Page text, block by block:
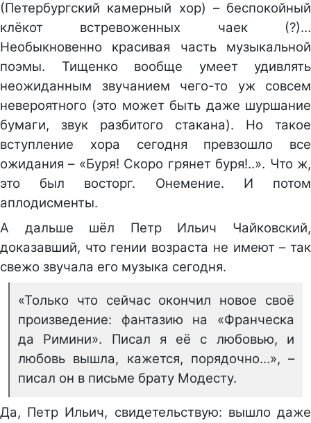
(Петербургский камерный хор) – беспокойный
клёкот встревоженных чаек (?)…
Необыкновенно красивая часть музыкальной
поэмы. Тищенко вообще умеет удивлять
неожиданным звучанием чего-то уж совсем
невероятного (это может быть даже шуршание
бумаги, звук разбитого стакана). Но такое
вступление хора сегодня превзошло все
ожидания – «Буря! Скоро грянет буря!..». Что ж,
это был восторг. Онемение. И потом
аплодисменты.
А дальше шёл Петр Ильич Чайковский,
доказавший, что гении возраста не имеют – так
свежо звучала его музыка сегодня.
«Только что сейчас окончил новое своё
произведение: фантазию на «Франческа
да Римини». Писал я её с любовью, и
любовь вышла, кажется, порядочно…», –
писал он в письме брату Модесту.
Да, Петр Ильич, свидетельствую: вышло даже